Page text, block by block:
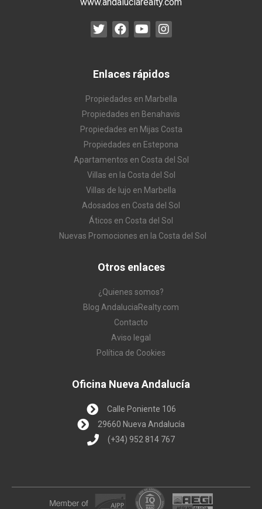
Enlaces rápidos
Propiedades en Marbella
Propiedades en Benahavis
Propiedades en Mijas Costa
Propiedades en Estepona
Apartamentos en Costa del Sol
Villas en la Costa del Sol
Villas de lujo en Marbella
Adosados en Costa del Sol
Áticos en Costa del Sol
Nuevas Promociones en la Costa del Sol
Otros enlaces
¿Quienes somos?
Blog AndaluciaRealty.com
Contacto
Aviso legal
Política de Cookies
Oficina Nueva Andalucía
Calle Poniente 106
29660 Nueva Andalucía
(+34) 952 814 767